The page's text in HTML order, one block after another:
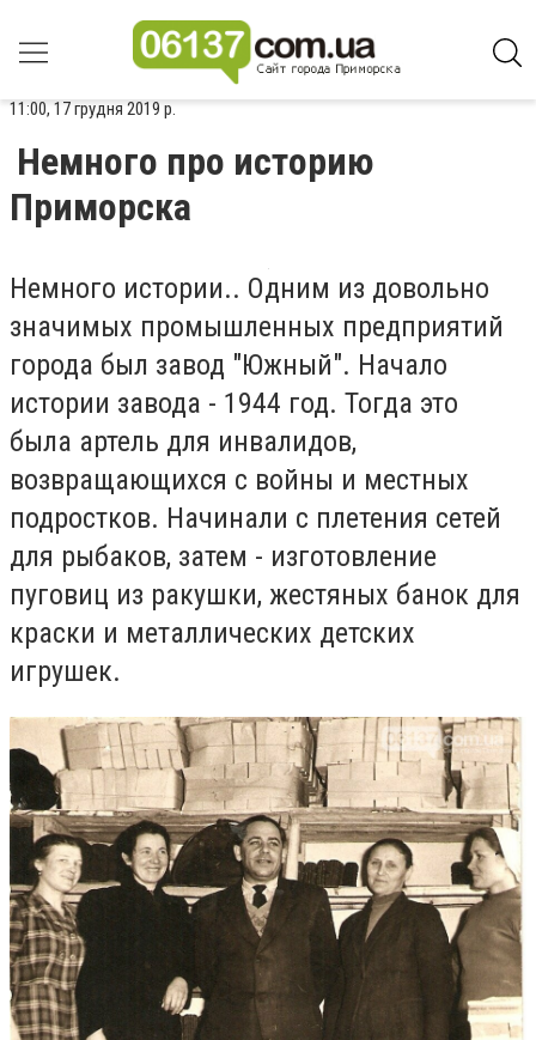
11:00, 17 грудня 2019 р.
Немного про историю
Приморска
Немного истории.. Одним из довольно
значимых промышленных предприятий
города был завод "Южный". Начало
истории завода - 1944 год. Тогда это
была артель для инвалидов,
возвращающихся с войны и местных
подростков. Начинали с плетения сетей
для рыбаков, затем - изготовление
пуговиц из ракушки, жестяных банок для
краски и металлических детских
игрушек.